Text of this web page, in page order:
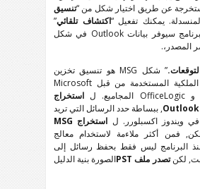
عن طريق اختيار شكل من “تنسيق
يمكنك تفعيل “اكتشاف تلقائي”
خيار, وبعد ذلك البرنامج سيوفر بيانات Outlook في شكل
المصدر،.
” شكل MSG هو تنسيق تخزين
البريد الإلكتروني الملكية المستخدمة من قبل Microsoft
استخراج
, ببساطة حدد الرسائل التي تريد
ويندوز اكسبلورر. ل استخراج MSG
فمن أكثر ملاءمة لاستخدام معالج
البرنامج ليس فقط بحفظ رسائل إلى
لكنتصدر ملف PST
الصورة بنية الدليل